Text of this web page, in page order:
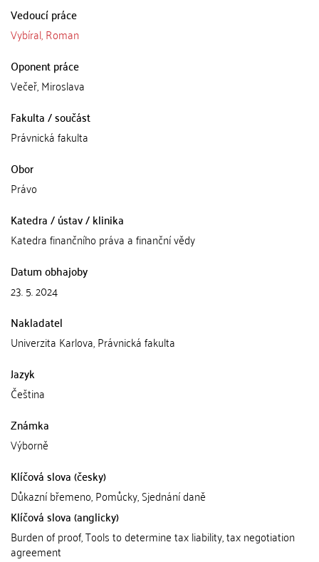
Vedoucí práce
Vybíral, Roman
Oponent práce
Večeř, Miroslava
Fakulta / součást
Právnická fakulta
Obor
Právo
Katedra / ústav / klinika
Katedra finančního práva a finanční vědy
Datum obhajoby
23. 5. 2024
Nakladatel
Univerzita Karlova, Právnická fakulta
Jazyk
Čeština
Známka
Výborně
Klíčová slova (česky)
Důkazní břemeno, Pomůcky, Sjednání daně
Klíčová slova (anglicky)
Burden of proof, Tools to determine tax liability, tax negotiation
agreement